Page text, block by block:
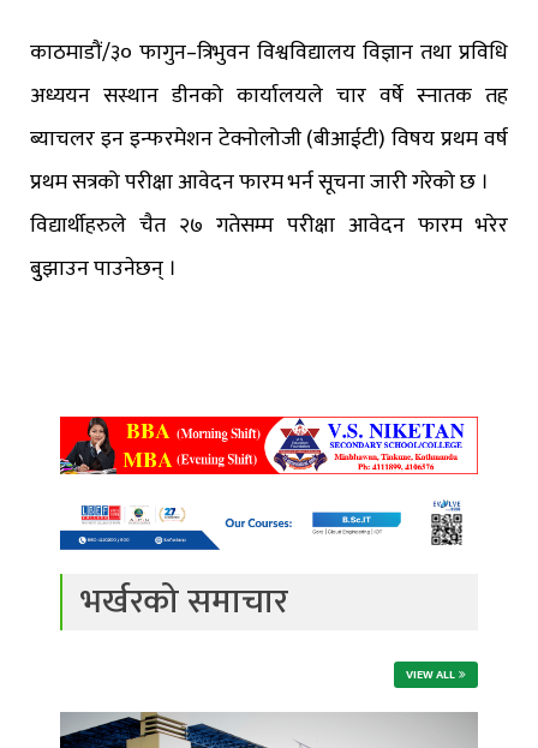
काठमाडौं/३० फागुन–त्रिभुवन विश्वविद्यालय विज्ञान तथा प्रविधि
अध्ययन सस्थान डीनको कार्यालयले चार वर्षे स्नातक तह
ब्याचलर इन इन्फरमेशन टेक्नोलोजी (बीआईटी) विषय प्रथम वर्ष
प्रथम सत्रको परीक्षा आवेदन फारम भर्न सूचना जारी गरेको छ ।
विद्यार्थीहरुले चैत २७ गतेसम्म परीक्षा आवेदन फारम भरेर
बुुझाउन पाउनेछन् ।
भर्खरको समाचार
VIEW ALL